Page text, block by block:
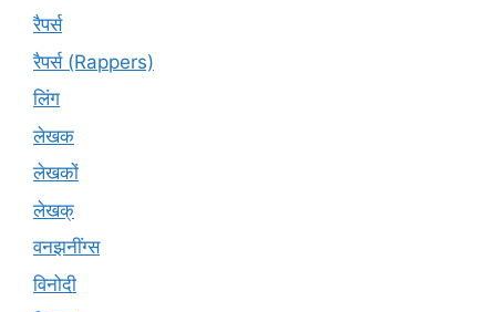
रैपर्स
रैपर्स (Rappers)
लिंग
लेखक
लेखकों
लेखक्
वनझनींग्स
विनोदी